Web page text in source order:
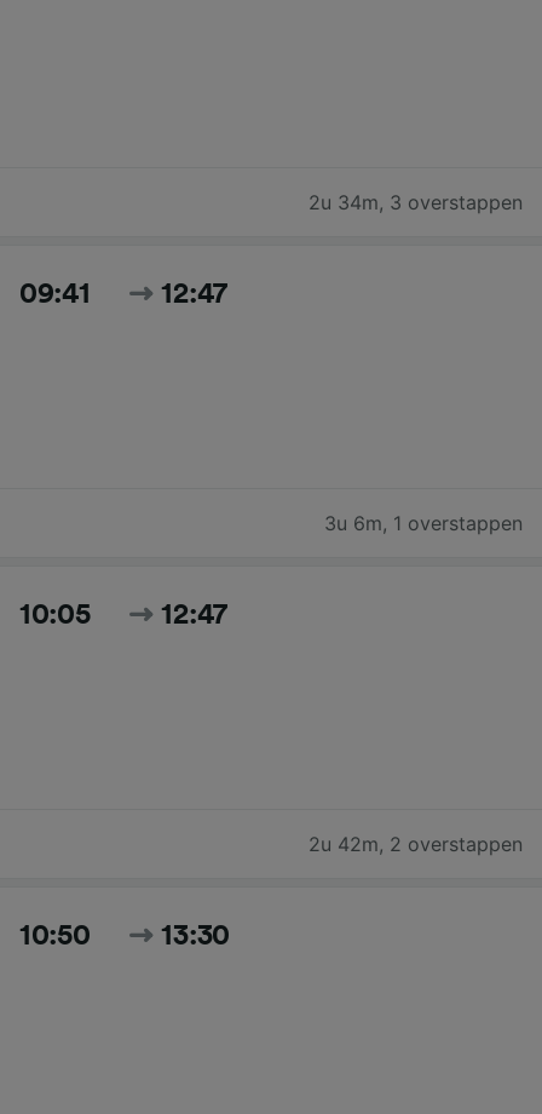
2u 34m, 3 overstappen
09:41 12:47
3u 6m, 1 overstappen
10:05 12:47
2u 42m, 2 overstappen
10:50 13:30